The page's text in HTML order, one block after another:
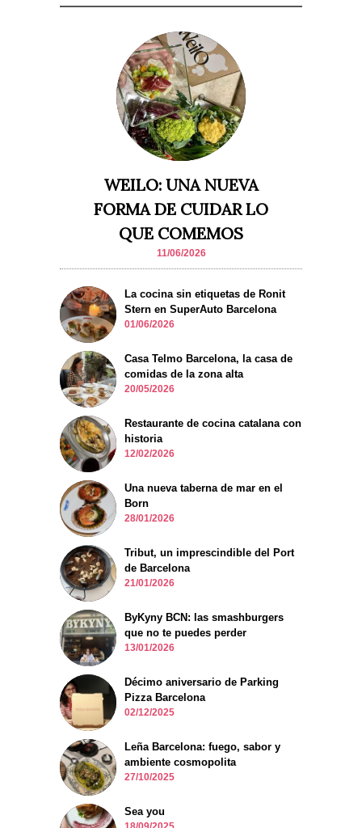
WEILO: UNA NUEVA
FORMA DE CUIDAR LO
QUE COMEMOS
11/06/2026
La cocina sin etiquetas de Ronit
Stern en SuperAuto Barcelona
01/06/2026
Casa Telmo Barcelona, la casa de
comidas de la zona alta
20/05/2026
Restaurante de cocina catalana con
historia
12/02/2026
Una nueva taberna de mar en el
Born
28/01/2026
Tribut, un imprescindible del Port
de Barcelona
21/01/2026
ByKyny BCN: las smashburgers
que no te puedes perder
13/01/2026
Décimo aniversario de Parking
Pizza Barcelona
02/12/2025
Leña Barcelona: fuego, sabor y
ambiente cosmopolita
27/10/2025
Sea you